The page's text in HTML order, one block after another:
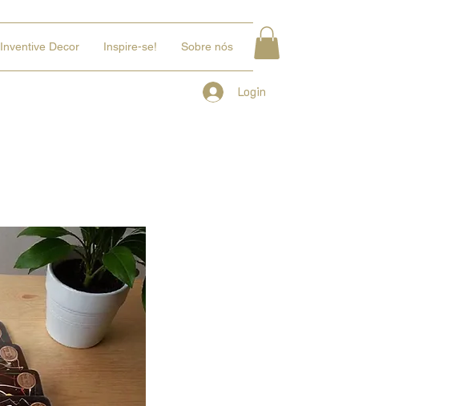
Inventive Decor Inspire-se! Sobre nós
Login